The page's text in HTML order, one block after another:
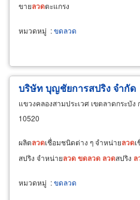
ขายลวดตะแกรง
หมวดหมู่ :ขดลวด
บริษัท บุญชัยการสปริง จำกัด
แขวงคลองสามประเวศ เขตลาดกระบัง
10520
ผลิตลวดเชื่อมชนิดต่าง ๆ จำหน่ายลวด
สปริง จำหน่ายลวดขดลวด ลวดสปริง ล
หมวดหมู่ :ขดลวด